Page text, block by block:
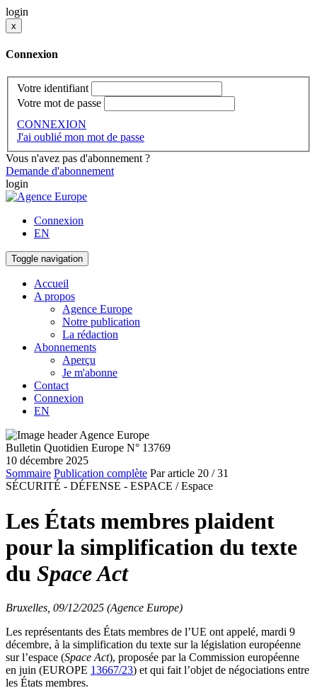
login
x
Connexion
Votre identifiant
Votre mot de passe
CONNEXION
J'ai oublié mon mot de passe
Vous n'avez pas d'abonnement ?
Demande d'abonnement
login
Connexion
EN
Toggle navigation
Accueil
A propos
Agence Europe
Notre publication
La rédaction
Abonnements
Aperçu
Je m'abonne
Contact
Connexion
EN
Bulletin Quotidien Europe N° 13769
10 décembre 2025
Sommaire Publication complète Par article 20 / 31
SÉCURITÉ - DÉFENSE - ESPACE / Espace
Les États membres plaident
pour la simplification du texte
du Space Act
Bruxelles, 09/12/2025 (Agence Europe)
Les représentants des États membres de l’UE ont appelé, mardi 9
décembre, à la simplification du texte sur la législation européenne
sur l’espace (Space Act), proposée par la Commission européenne
en juin (EUROPE 13667/23) et qui fait l’objet de négociations entre
les États membres.